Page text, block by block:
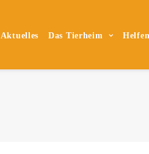
Aktuelles Das Tierheim Helfen